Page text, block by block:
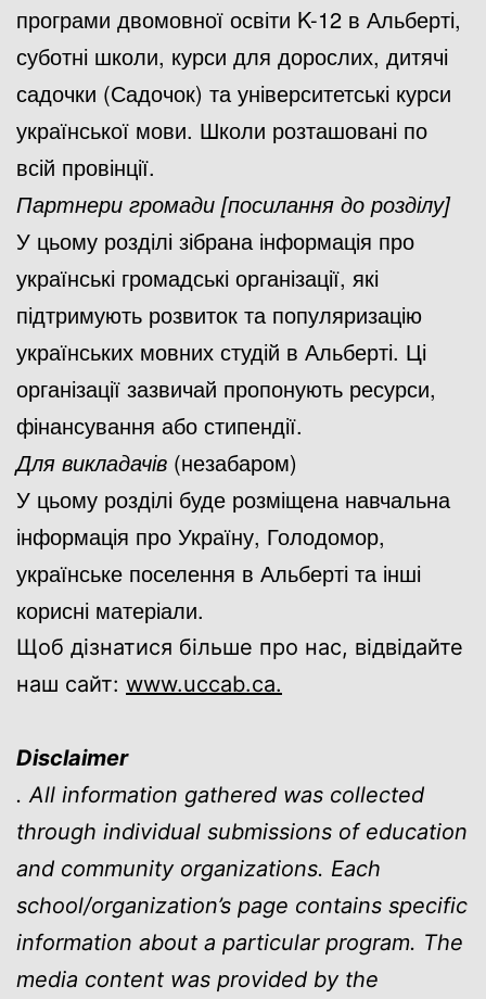
програми двомовної освіти K-12 в Альберті,
суботні школи, курси для дорослих, дитячі
садочки (Садочок) та університетські курси
української мови. Школи розташовані по
всій провінції.
Партнери громади [посилання до розділу]
У цьому розділі зібрана інформація про
українські громадські організації, які
підтримують розвиток та популяризацію
українських мовних студій в Альберті. Ці
організації зазвичай пропонують ресурси,
фінансування або стипендії.
Для викладачів (незабаром)
У цьому розділі буде розміщена навчальна
інформація про Україну, Голодомор,
українське поселення в Альберті та інші
корисні матеріали.
Щоб дізнатися більше про нас, відвідайте
наш сайт: www.uccab.ca.
Disclaimer
. All information gathered was collected
through individual submissions of education
and community organizations. Each
school/organization’s page contains specific
information about a particular program. The
media content was provided by the